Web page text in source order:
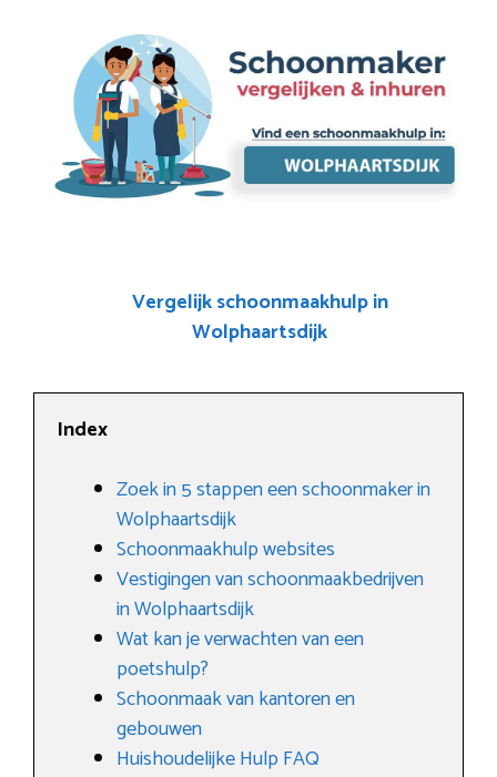
Vergelijk schoonmaakhulp in
Wolphaartsdijk
Index
Zoek in 5 stappen een schoonmaker in
Wolphaartsdijk
Schoonmaakhulp websites
Vestigingen van schoonmaakbedrijven
in Wolphaartsdijk
Wat kan je verwachten van een
poetshulp?
Schoonmaak van kantoren en
gebouwen
Huishoudelijke Hulp FAQ